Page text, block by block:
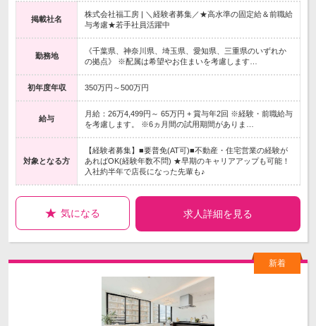
掲載社名
株式会社福工房 | ＼経験者募集／★高水準の固定給＆前職給
与考慮★若手社員活躍中
勤務地
《千葉県、神奈川県、埼玉県、愛知県、三重県のいずれか
の拠点》 ※配属は希望やお住まいを考慮します…
初年度年収 350万円～500万円
給与
月給：26万4,499円～ 65万円 + 賞与年2回 ※経験・前職給与
を考慮します。 ※6ヵ月間の試用期間がありま…
対象となる方
【経験者募集】■要普免(AT可)■不動産・住宅営業の経験が
あればOK(経験年数不問) ★早期のキャリアアップも可能！
入社約半年で店長になった先輩も♪
気になる 求人詳細を見る